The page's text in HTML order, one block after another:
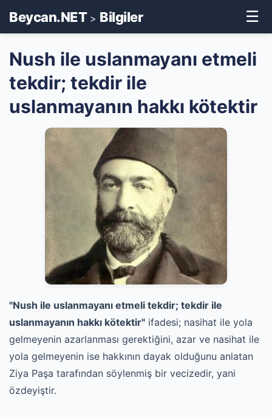
Beycan.NET> Bilgiler ☰
Nush ile uslanmayanı etmeli
tekdir; tekdir ile
uslanmayanın hakkı kötektir
"Nush ile uslanmayanı etmeli tekdir; tekdir ile
uslanmayanın hakkı kötektir" ifadesi; nasihat ile yola
gelmeyenin azarlanması gerektiğini, azar ve nasihat ile
yola gelmeyenin ise hakkının dayak olduğunu anlatan
Ziya Paşa tarafından söylenmiş bir vecizedir, yani
özdeyiştir.